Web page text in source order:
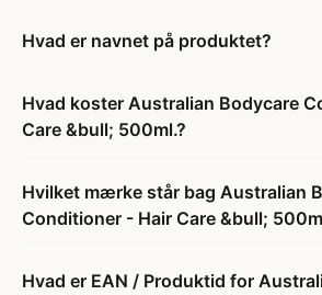
Hvad er navnet på produktet?
Hvad koster Australian Bodycare
Care &bull; 500ml.?
Hvilket mærke står bag Australian
Conditioner - Hair Care &bull;
Hvad er EAN / Produktid for